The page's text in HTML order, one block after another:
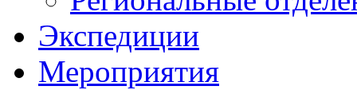
Экспедиции
Мероприятия